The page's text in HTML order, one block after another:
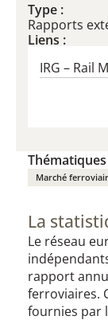
Type :
Rapports
Liens :
IRG – Rail
Thématiques
Marché
La
Le réseau
rapport
ferroviaires.
fournies par